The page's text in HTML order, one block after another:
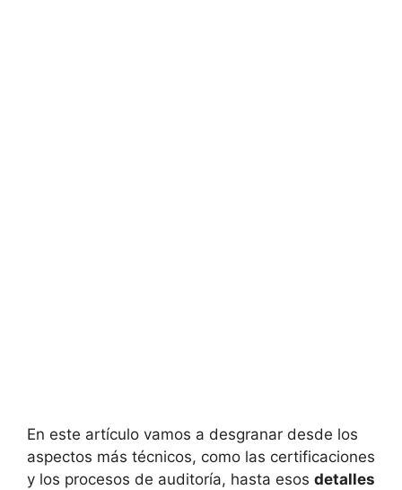
En este artículo vamos a desgranar desde los
aspectos más técnicos, como las certificaciones
y los procesos de auditoría, hasta esos detalles